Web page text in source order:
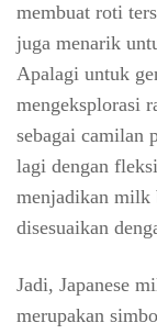
membuat roti
juga menarik
Apalagi untuk
mengeksplorasi
sebagai camilan
lagi dengan
menjadikan milk
disesuaikan
Jadi, Japanese
merupakan